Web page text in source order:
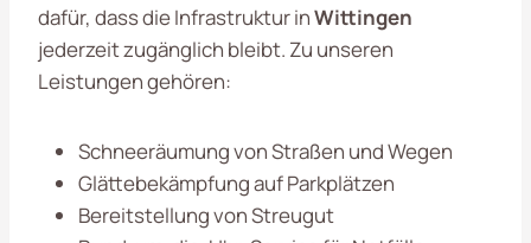
dafür, dass die Infrastruktur inWittingen
jederzeit zugänglich bleibt. Zu unseren
Leistungen gehören:
Schneeräumung von Straßen und Wegen
Glättebekämpfung auf Parkplätzen
Bereitstellung von Streugut